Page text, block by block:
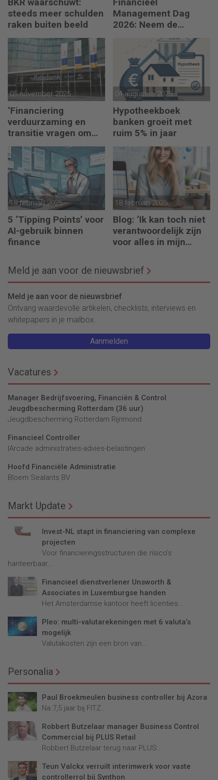
steeds meer schulden
raken buiten beeld
Management Dag
2026: Neem de
toekomst in eigen
05 november 2025
‘Financiering
verduurzaming en
transitie vragen om
minder regels’
04 augustus 2025
Hypotheekboek
banken groeit met
ruim 5% in jaar
18 februari 2025
5 ‘Tipping Points’ voor
AI-gebruik binnen
finance
18 februari 2025
Blog: ‘Ik kan toch niet
verantwoordelijk zijn
voor alles in mijn
Meld je aan voor de nieuwsbrief
Meld je aan voor de nieuwsbrief
Ontvang waardevolle artikelen, checklists, interviews en
whitepapers in je mailbox.
Aanmelden
Vacatures
Manager Bedrijfsvoering, Financiën & Control
Jeugdbescherming Rotterdam (36 uur)
Jeugdbescherming Rotterdam Rijnmond
Financieel Controller
lArcade administraties-advies-belastingen
Hoofd Financiële Administratie
Bloem Sealants BV
Markt Update
Invest-NL stapt in financiering van complexe
projecten
Voor financieringsstructuren die risico’s
hanteerbaar...
Financieel dienstverlener Unsworth &
Associates in Luxemburgse handen
Het Amsterdamse kantoor heeft licenties...
Pleo: multi-valutarekeningen met 6 valuta’s
mogelijk
Valutakosten zijn een bron van...
Personalia
Paul Broekmeulen business controller bij Azora
Na 7,5 jaar bij FITZ...
Robbert Butzelaar manager Business Control
Commercial bij PLUS Retail
Robbert Butzelaar terug naar PLUS...
Teun Valckx verruilt interimwerk voor vaste
controllerrol bij Synthon